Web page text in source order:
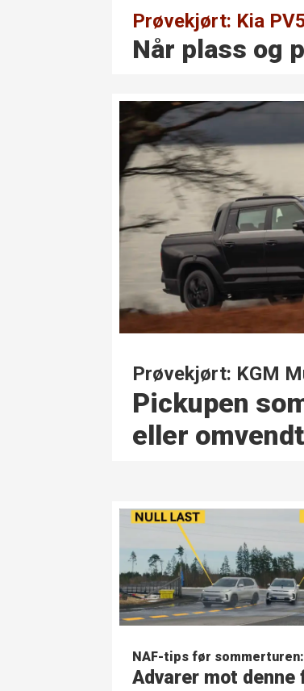
Prøvekjørt: Kia
Når plass og
Prøvekjørt: KGM
Pickupen
eller omvendt
NAF-tips før sommerturen:
Advarer mot denne